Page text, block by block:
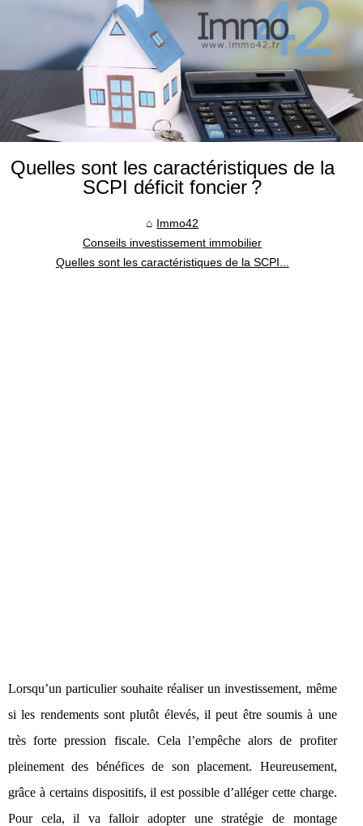
Quelles sont les caractéristiques de la
SCPI déficit foncier ?
Immo42
Conseils investissement immobilier
Quelles sont les caractéristiques de la SCPI...
Lorsqu’un particulier souhaite réaliser un investissement, même
si les rendements sont plutôt élevés, il peut être soumis à une
très forte pression fiscale. Cela l’empêche alors de profiter
pleinement des bénéfices de son placement. Heureusement,
grâce à certains dispositifs, il est possible d’alléger cette charge.
Pour cela, il va falloir adopter une stratégie de montage